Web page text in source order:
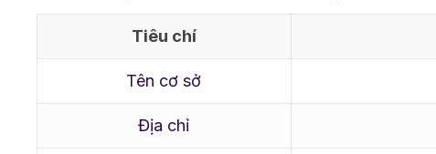
Tiêu chí
Tên cơ sở
Địa chỉ